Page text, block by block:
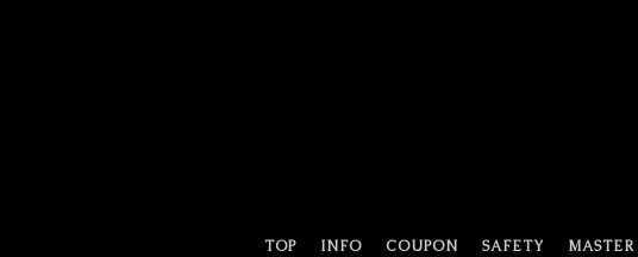
TOP INFO COUPON SAFETY MASTER